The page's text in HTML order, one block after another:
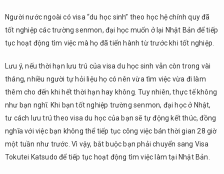
4.1.
Lợi ích
của
Tokutei
Katsudo
Nhược
điểm
của
Visa
Katsudo
Người nước ngoài có visa “du học sinh” theo học hệ chính quy đã
tốt nghiệp các trường senmon, đại học muốn ở lại Nhật Bản để tiếp
tục hoạt động tìm việc mà họ đã tiến hành từ trước khi tốt nghiệp.
Lưu ý, nếu thời hạn lưu trú của visa du học sinh vẫn còn trong vài
tháng, nhiều người tự hỏi liệu họ có nên vừa tìm việc vừa đi làm
thêm cho đến khi hết thời hạn hay không. Tuy nhiên, thực tế không
như bạn nghĩ. Khi bạn tốt nghiệp trường senmon, đại học ở Nhật,
tư cách lưu trú theo visa du học của bạn sẽ tự động kết thúc, đồng
nghĩa với việc bạn không thể tiếp tục công việc bán thời gian 28 giờ
một tuần như trước. Vì vậy, bắt buộc bạn phải chuyển sang Visa
Tokutei Katsudo để tiếp tục hoạt động tìm việc làm tại Nhật Bản.